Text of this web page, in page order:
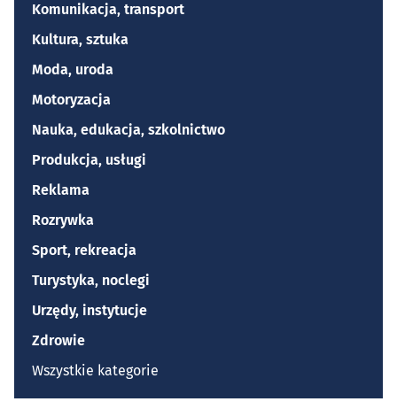
Komunikacja, transport
Kultura, sztuka
Moda, uroda
Motoryzacja
Nauka, edukacja, szkolnictwo
Produkcja, usługi
Reklama
Rozrywka
Sport, rekreacja
Turystyka, noclegi
Urzędy, instytucje
Zdrowie
Wszystkie kategorie